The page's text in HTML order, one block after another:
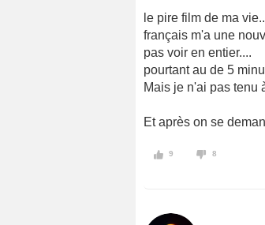
le pire film de ma
français m'a une
pas voir en entier....
pourtant au de 5
Mais je n'ai pas tenu
Et après on se
9 8